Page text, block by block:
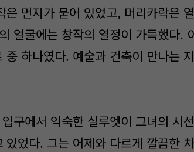
은 먼지가 묻어 있었고, 머리카락은
얼굴에는 창작의 열정이 가득했다.
중 하나였다. 예술과 건축이 만나는
구에서 익숙한 실루엣이 그녀의 시
있었다. 그는 어제와 다르게 깔끔한